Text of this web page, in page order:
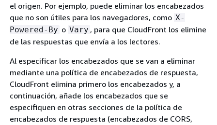
el origen. Por ejemplo, puede eliminar los encabezados
que no son útiles para los navegadores, como X-
Powered-By o Vary , para que CloudFront los elimine
de las respuestas que envía a los lectores.
Al especificar los encabezados que se van a eliminar
mediante una política de encabezados de respuesta,
CloudFront elimina primero los encabezados y, a
continuación, añade los encabezados que se
especifiquen en otras secciones de la política de
encabezados de respuesta (encabezados de CORS,